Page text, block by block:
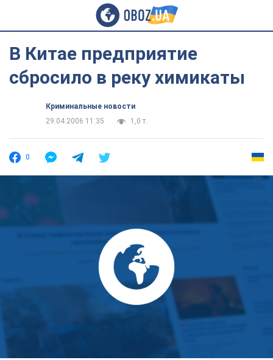
В Китае предприятие
сбросило в реку химикаты
Криминальные новости
29.04.2006 11:35
1,0 т.
0